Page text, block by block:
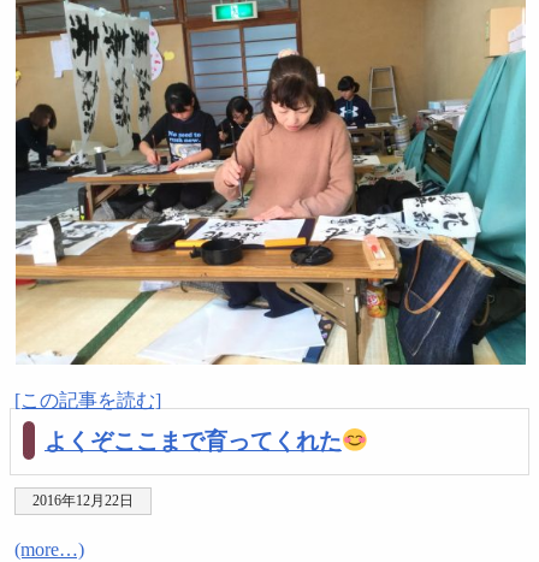
[この記事を読む]
よくぞここまで育ってくれた
2016年12月22日
(more…)